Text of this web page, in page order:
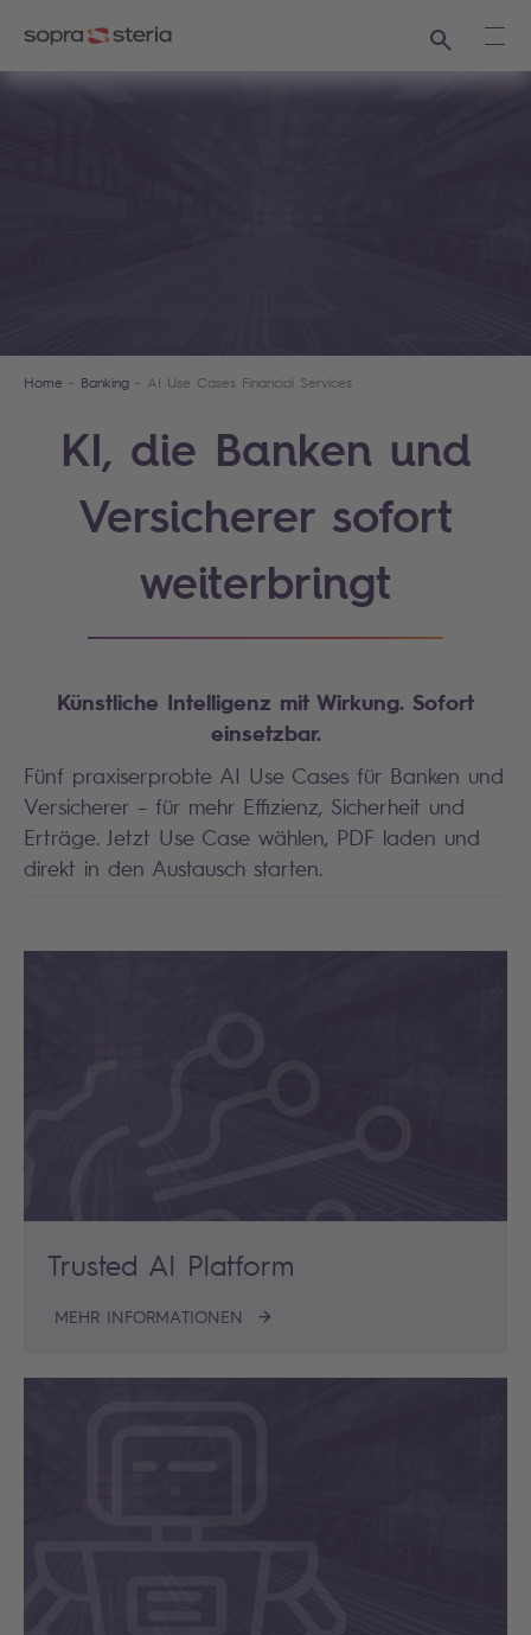
Suchen
Home Banking AI Use Cases Financial Services
KI, die Banken und
Versicherer sofort
weiterbringt
Künstliche Intelligenz mit Wirkung. Sofort
einsetzbar.
Fünf praxiserprobte AI Use Cases für Banken und
Versicherer – für mehr Effizienz, Sicherheit und
Erträge. Jetzt Use Case wählen, PDF laden und
direkt in den Austausch starten.
Trusted AI Platform
MEHR INFORMATIONEN